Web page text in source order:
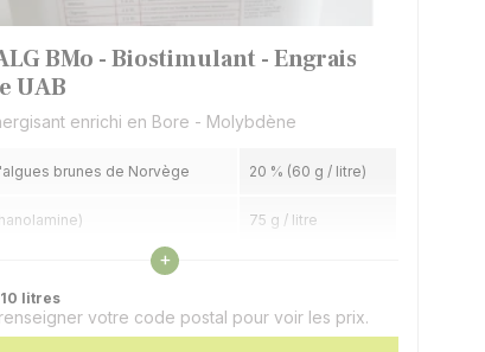
BMo - Biostimulant - Engrais
UAB
enrichi en Bore - Molybdène
brunes de Norvège 20 % (60 g / litre)
75 g / litre
Voir les caractéristiques
+
litres
votre code postal pour voir les prix.